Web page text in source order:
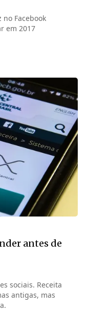
Facebook
em 2017
antes de
sociais. Receita
antigas, mas